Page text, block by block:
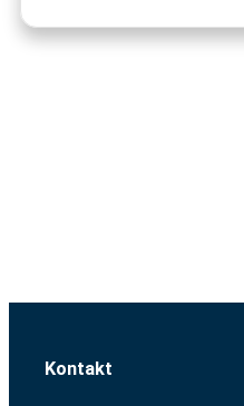
Kontakt